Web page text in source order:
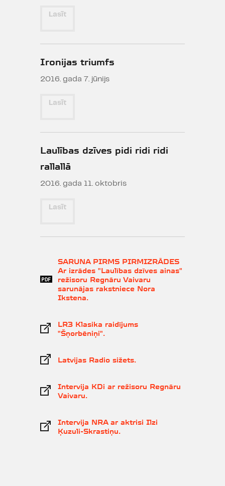
Lasīt
Ironijas triumfs
2016. gada 7. jūnijs
Lasīt
Laulības dzīves pidi ridi ridi
rallallā
2016. gada 11. oktobris
Lasīt
SARUNA PIRMS PIRMIZRĀDES
Ar izrādes "Laulības dzīves ainas"
režisoru Regnāru Vaivaru
sarunājas rakstniece Nora
Ikstena.
LR3 Klasika raidījums
"Šņorbēniņi".
Latvijas Radio sižets.
Intervija KDi ar režisoru Regnāru
Vaivaru.
Intervija NRA ar aktrisi Ilzi
Ķuzuli-Skrastiņu.